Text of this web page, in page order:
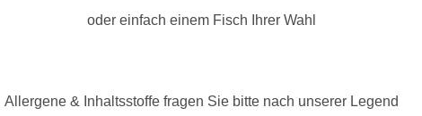
oder einfach einem Fisch Ihrer Wahl
Allergene & Inhaltsstoffe fragen Sie bitte nach unserer Legend